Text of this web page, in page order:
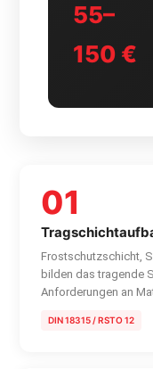
55–
150 €
01
Frostschutzschicht,
bilden das tragende
Anforderungen an
DIN 18315 / RSTO 12